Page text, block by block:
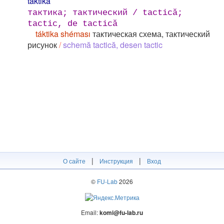
тактика; тактический / tactică;
tactic, de tactică
táktika shéması тактическая схема, тактический
рисунок/schemă tactică, desen tactic
О сайте | Инструкция | Вход
© FU-Lab2026
Email:komi@fu-lab.ru